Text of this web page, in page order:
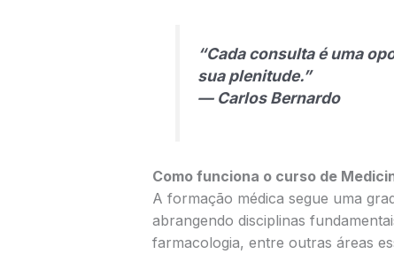
“Cada consulta é uma
sua plenitude.”
— Carlos Bernardo
Como funciona o curso de
A formação médica segue uma
abrangendo disciplinas
farmacologia, entre outras áreas